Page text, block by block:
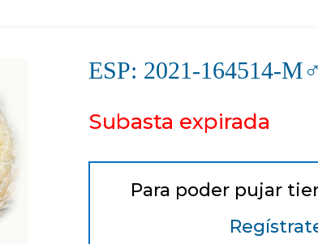
ESP: 2021-164514-
Subasta expirada
Para poder pujar